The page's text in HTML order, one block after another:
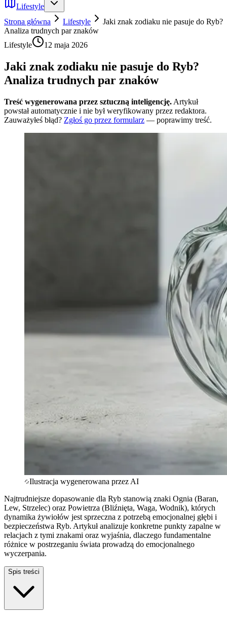
Lifestyle
Strona główna
Lifestyle
Jaki znak zodiaku nie pasuje do Ryb?
Analiza trudnych par znaków
Lifestyle
12 maja 2026
Jaki znak zodiaku nie pasuje do Ryb?
Analiza trudnych par znaków
Treść wygenerowana przez sztuczną inteligencję. Artykuł
powstał automatycznie i nie był weryfikowany przez redaktora.
Zauważyłeś błąd? Zgłoś go przez formularz — poprawimy treść.
Ilustracja wygenerowana przez AI
Najtrudniejsze dopasowanie dla Ryb stanowią znaki Ognia (Baran,
Lew, Strzelec) oraz Powietrza (Bliźnięta, Waga, Wodnik), których
dynamika żywiołów jest sprzeczna z potrzebą emocjonalnej głębi i
bezpieczeństwa Ryb. Artykuł analizuje konkretne punkty zapalne w
relacjach z tymi znakami oraz wyjaśnia, dlaczego fundamentalne
różnice w postrzeganiu świata prowadzą do emocjonalnego
wyczerpania.
Spis treści